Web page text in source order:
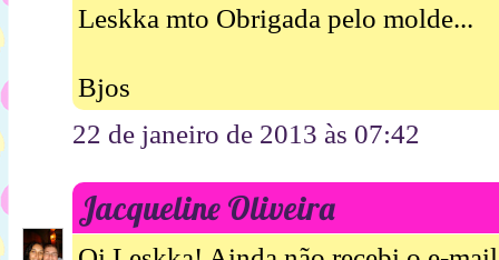
Leskka mto Obrigada pelo molde...
Bjos
22 de janeiro de 2013 às 07:42
Jacqueline Oliveira